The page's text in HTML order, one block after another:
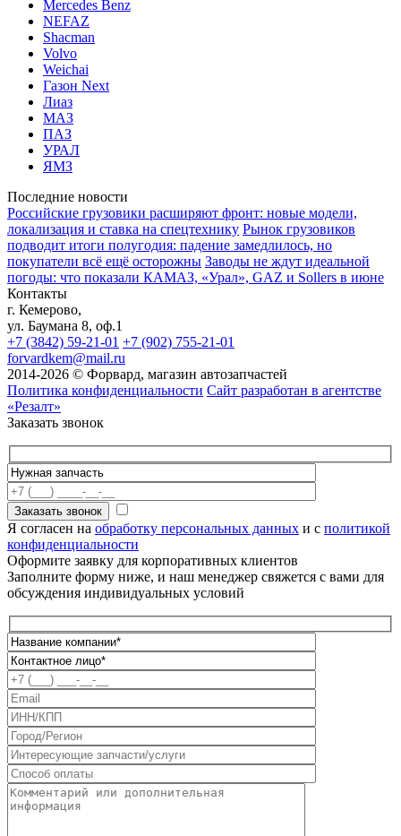
Mercedes Benz
NEFAZ
Shacman
Volvo
Weichai
Газон Next
Лиаз
МАЗ
ПАЗ
УРАЛ
ЯМЗ
Последние новости
Российские грузовики расширяют фронт: новые модели,
локализация и ставка на спецтехнику Рынок грузовиков
подводит итоги полугодия: падение замедлилось, но
покупатели всё ещё осторожны Заводы не ждут идеальной
погоды: что показали КАМАЗ, «Урал», GAZ и Sollers в июне
Контакты
г. Кемерово,
ул. Баумана 8, оф.1
+7 (3842) 59-21-01 +7 (902) 755-21-01
forvardkem@mail.ru
2014-2026 © Форвард, магазин автозапчастей
Политика конфиденциальности Сайт разработан в агентстве
«Резалт»
Заказать звонок
Я согласен на обработку персональных данных и с политикой
конфиденциальности
Оформите заявку для корпоративных клиентов
Заполните форму ниже, и наш менеджер свяжется с вами для
обсуждения индивидуальных условий